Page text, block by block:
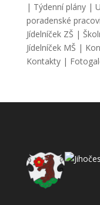
| Týdenní plány|
poradenské
Jídelníček ZŠ |
Jídelníček MŠ |
Kontakty|